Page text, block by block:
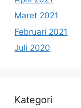
Maret 2021
Februari 2021
Juli 2020
Kategori